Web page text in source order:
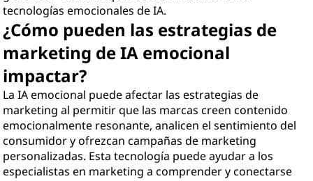
tecnologías emocionales de IA.
¿Cómo pueden las estrategias de
marketing de IA emocional
impactar?
La IA emocional puede afectar las estrategias de
marketing al permitir que las marcas creen contenido
emocionalmente resonante, analicen el sentimiento del
consumidor y ofrezcan campañas de marketing
personalizadas. Esta tecnología puede ayudar a los
especialistas en marketing a comprender y conectarse